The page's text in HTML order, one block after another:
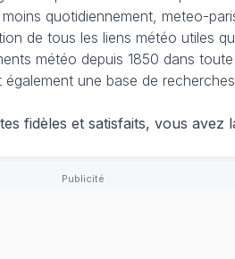
quotidiennement, meteo-
de tous les liens météo utiles
météo depuis 1850 dans
une base de
fidèles et satisfaits, vous avez